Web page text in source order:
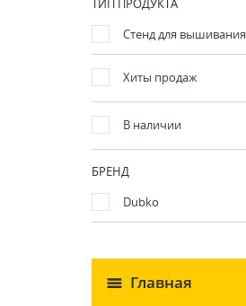
ТИП ПРОДУКТА
Стенд для вышивания
Хиты продаж
В наличии
БРЕНД
Dubko
Главная